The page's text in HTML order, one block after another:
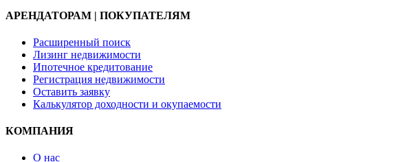
АРЕНДАТОРАМ | ПОКУПАТЕЛЯМ
Расширенный поиск
Лизинг недвижимости
Ипотечное кредитование
Регистрация недвижимости
Оставить заявку
Калькулятор доходности и окупаемости
КОМПАНИЯ
О нас